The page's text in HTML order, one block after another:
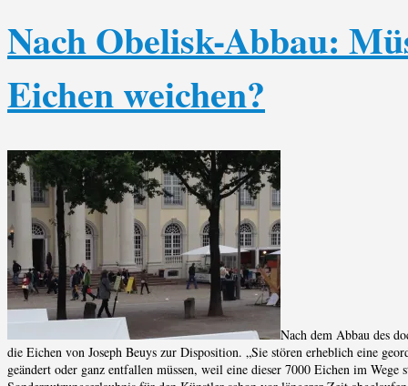
Nach Obelisk-Abbau:
Eichen weichen?
Nach dem Abbau des
die Eichen von Joseph Beuys zur Disposition. „Sie stören erheblich eine
geändert oder ganz entfallen müssen, weil eine dieser 7000 Eichen im